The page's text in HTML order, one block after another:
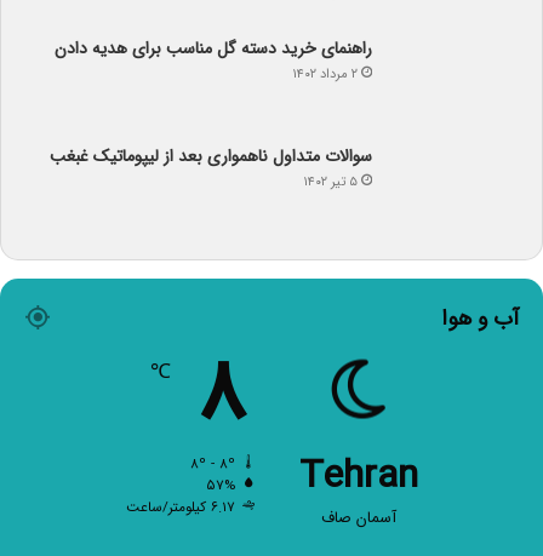
سوالات متداول ناهمواری بعد از لیپوماتیک غبغب
Tehran
آسمان صاف
۸ ℃
۵۷%
۶.۱۷ کیلومتر/ساعت